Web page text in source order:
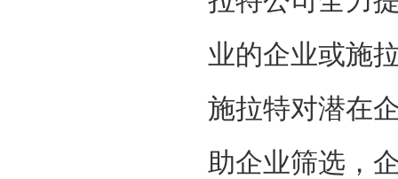
业的企业或施
施拉特对潜在
助企业筛选，